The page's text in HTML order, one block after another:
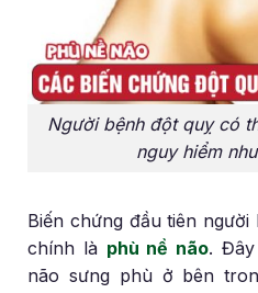
Người bệnh đột quỵ có
nguy hiểm
Biến chứng đầu tiên
chính là phù nề não. Đây
não sưng phù ở bên